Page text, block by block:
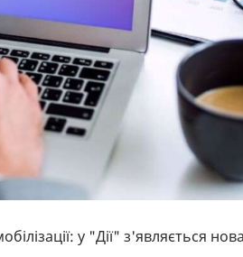
у "Дії" з'являється